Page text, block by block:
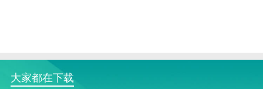
4、专业调音建议和指导，让初学者也能轻松掌握正确
调音技巧
大家都在下载